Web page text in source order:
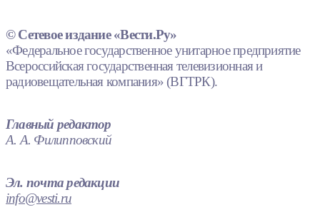
© Сетевое издание «Вести.Ру»
«Федеральное государственное унитарное предприятие
Всероссийская государственная телевизионная и
радиовещательная компания» (ВГТРК).
Главный редактор
А. А. Филипповский
Эл. почта редакции
info@vesti.ru